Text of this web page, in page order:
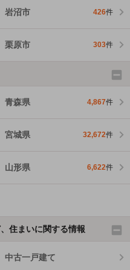
岩沼市 426件
栗原市 303件
青森県 4,867件
宮城県 32,672件
山形県 6,622件
住まいに関する情報
中古一戸建て